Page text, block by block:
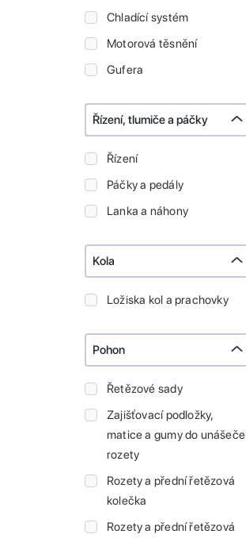
Chladící systém
Motorová těsnění
Gufera
Řízení, tlumiče a páčky
Řízení
Páčky a pedály
Lanka a náhony
Kola
Ložiska kol a prachovky
Pohon
Řetězové sady
Zajišťovací podložky,
matice a gumy do unášeče
rozety
Rozety a přední řetězová
kolečka
Rozety a přední řetězová